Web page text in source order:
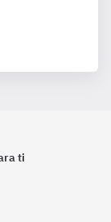
ti